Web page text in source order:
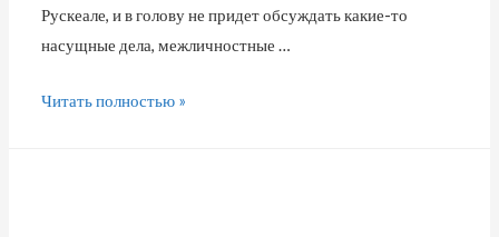
Рускеале, и в голову не придет обсуждать какие-то
насущные дела, межличностные …
Читать полностью »